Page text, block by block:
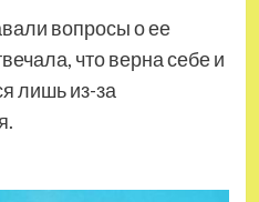
вопросы о ее
что верна себе и
лишь из-за